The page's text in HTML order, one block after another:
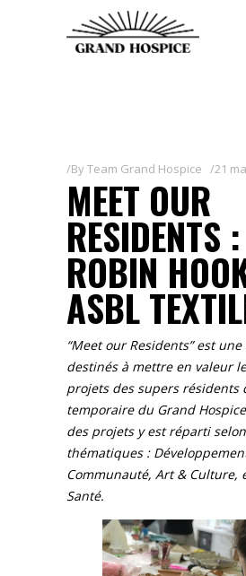
ByTeam Grand Hospice 21
MEET OUR
RESIDENTS :
ROBIN
ASBL
“Meet our Residents” est
destinés à mettre en valeur
projets des supers résidents
temporaire du Grand
des projets y est réparti
thématiques :
Communauté, Art & Culture,
Santé.